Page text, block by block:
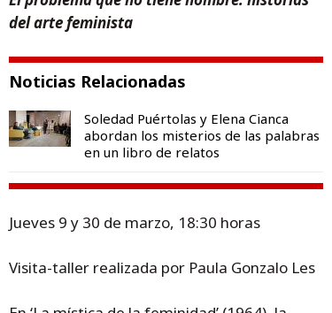
del arte feminista
Noticias Relacionadas
Soledad Puértolas y Elena Cianca
abordan los misterios de las palabras
en un libro de relatos
Jueves 9 y 30 de marzo, 18:30 horas
Visita-taller realizada por Paula Gonzalo Les